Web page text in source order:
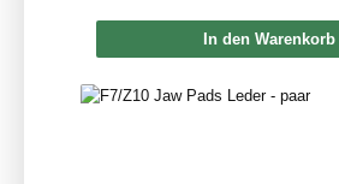
In den Warenkorb